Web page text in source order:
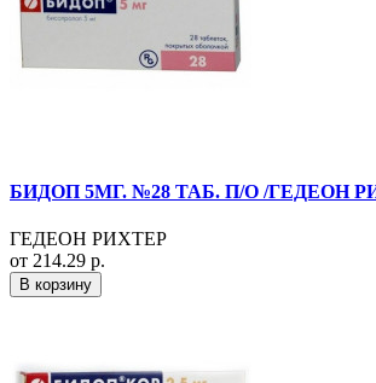
БИДОП 5МГ. №28 ТАБ. П/О /ГЕДЕОН
ГЕДЕОН РИХТЕР
от 214.29 р.
В корзину